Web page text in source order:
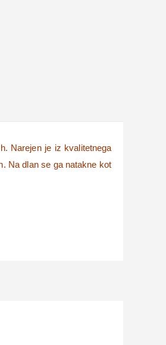
Narejen je iz kvalitetnega
Na dlan se ga natakne kot